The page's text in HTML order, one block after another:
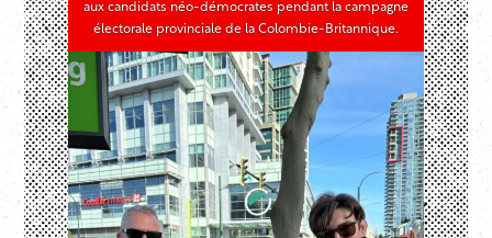
aux candidats néo-démocrates pendant la campagne
électorale provinciale de la Colombie-Britannique.